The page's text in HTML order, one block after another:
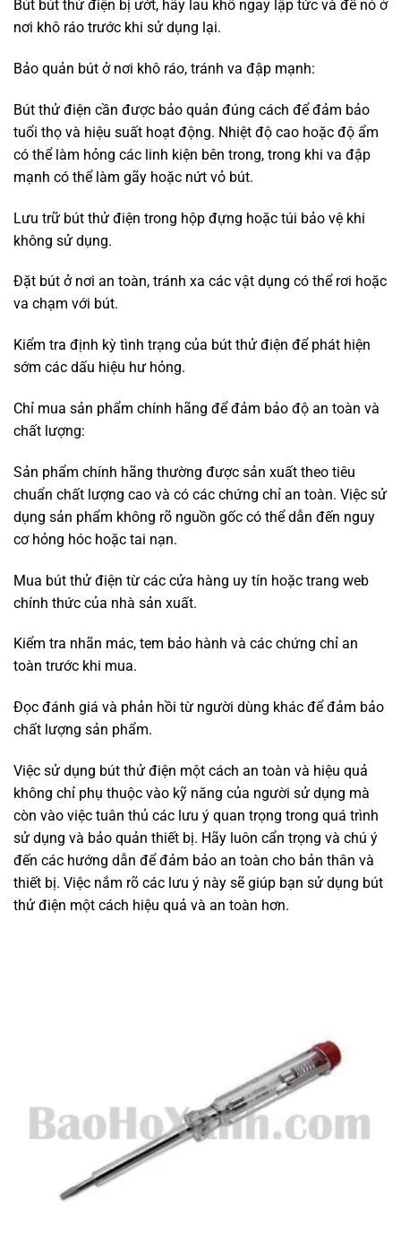
Bút bút thử điện bị ướt, hãy lau khô ngay lập tức và để nó ở
nơi khô ráo trước khi sử dụng lại.
Bảo quản bút ở nơi khô ráo, tránh va đập mạnh:
Bút thử điện cần được bảo quản đúng cách để đảm bảo
tuổi thọ và hiệu suất hoạt động. Nhiệt độ cao hoặc độ ẩm
có thể làm hỏng các linh kiện bên trong, trong khi va đập
mạnh có thể làm gãy hoặc nứt vỏ bút.
Lưu trữ bút thử điện trong hộp đựng hoặc túi bảo vệ khi
không sử dụng.
Đặt bút ở nơi an toàn, tránh xa các vật dụng có thể rơi hoặc
va chạm với bút.
Kiểm tra định kỳ tình trạng của bút thử điện để phát hiện
sớm các dấu hiệu hư hỏng.
Chỉ mua sản phẩm chính hãng để đảm bảo độ an toàn và
chất lượng:
Sản phẩm chính hãng thường được sản xuất theo tiêu
chuẩn chất lượng cao và có các chứng chỉ an toàn. Việc sử
dụng sản phẩm không rõ nguồn gốc có thể dẫn đến nguy
cơ hỏng hóc hoặc tai nạn.
Mua bút thử điện từ các cửa hàng uy tín hoặc trang web
chính thức của nhà sản xuất.
Kiểm tra nhãn mác, tem bảo hành và các chứng chỉ an
toàn trước khi mua.
Đọc đánh giá và phản hồi từ người dùng khác để đảm bảo
chất lượng sản phẩm.
Việc sử dụng bút thử điện một cách an toàn và hiệu quả
không chỉ phụ thuộc vào kỹ năng của người sử dụng mà
còn vào việc tuân thủ các lưu ý quan trọng trong quá trình
sử dụng và bảo quản thiết bị. Hãy luôn cẩn trọng và chú ý
đến các hướng dẫn để đảm bảo an toàn cho bản thân và
thiết bị. Việc nắm rõ các lưu ý này sẽ giúp bạn sử dụng bút
thử điện một cách hiệu quả và an toàn hơn.